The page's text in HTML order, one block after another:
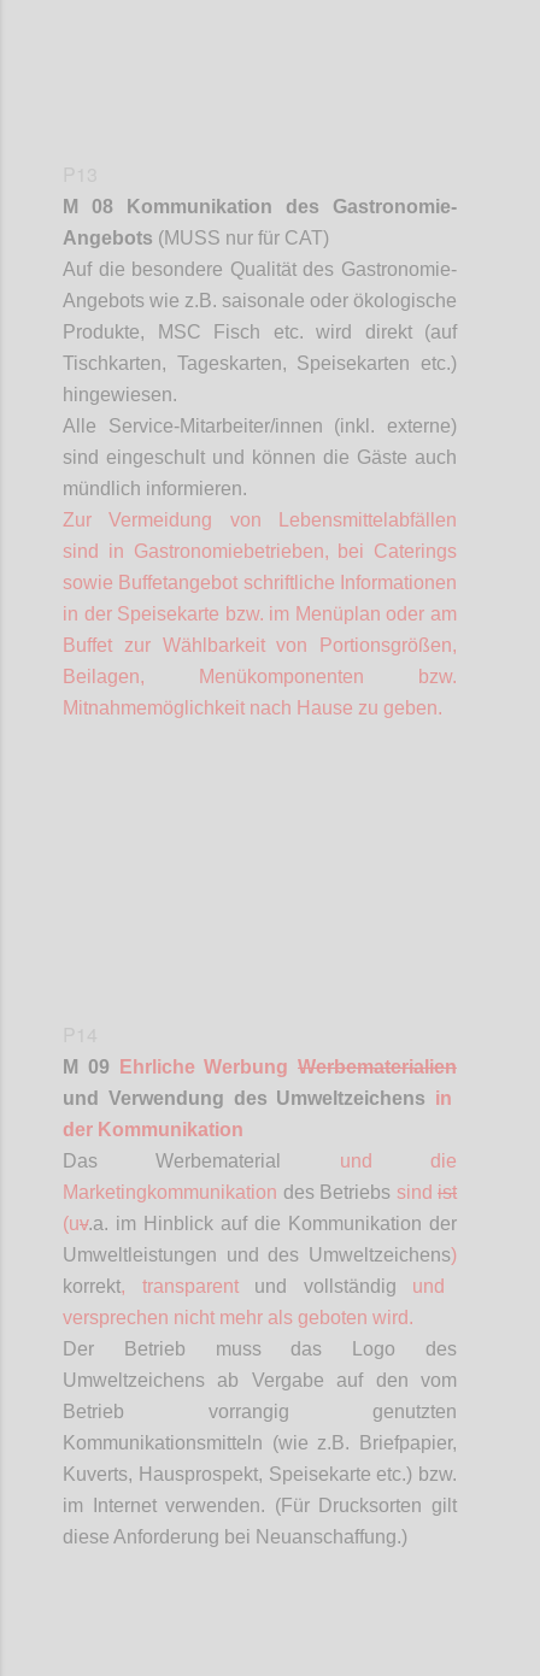
M 08 Kommunikation des Gastronomie-
Angebots (MUSS nur für CAT)
Auf die besondere Qualität des Gastronomie-
Angebots wie z.B. saisonale oder ökologische
Produkte, MSC Fisch etc. wird direkt (auf
Tischkarten, Tageskarten, Speisekarten etc.)
hingewiesen.
Alle Service-Mitarbeiter/innen (inkl. externe)
sind eingeschult und können die Gäste auch
mündlich informieren.
Zur Vermeidung von Lebensmittelabfällen
sind in Gastronomiebetrieben, bei Caterings
sowie Buffetangebot schriftliche Informationen
in der Speisekarte bzw. im Menüplan oder am
Buffet zur Wählbarkeit von Portionsgrößen,
Beilagen, Menükomponenten bzw.
Mitnahmemöglichkeit nach Hause zu geben.
M 09 Ehrliche Werbung Werbematerialien
und Verwendung des Umweltzeichens in
der Kommunikation
Das Werbematerial und die
Marketingkommunikation des Betriebs sind ist
(uv.a. im Hinblick auf die Kommunikation der
Umweltleistungen und des Umweltzeichens)
korrekt, transparentund vollständig und
versprechen nicht mehr als geboten wird.
Der Betrieb muss das Logo des
Umweltzeichens ab Vergabe auf den vom
Betrieb vorrangig genutzten
Kommunikationsmitteln (wie z.B. Briefpapier,
Kuverts, Hausprospekt, Speisekarte etc.) bzw.
im Internet verwenden. (Für Drucksorten gilt
diese Anforderung bei Neuanschaffung.)